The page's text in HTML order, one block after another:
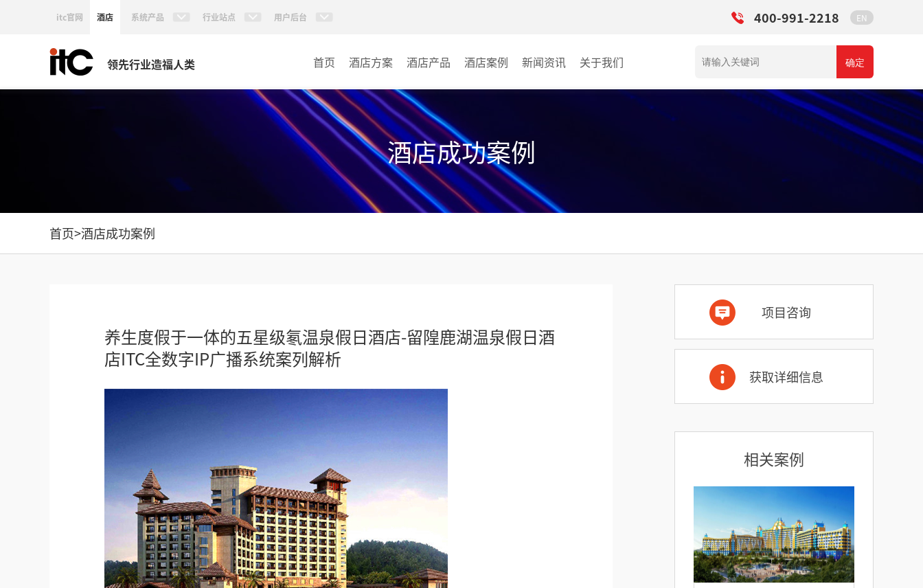
itc官网 酒店 系统产品 行业站点 用户后台 400-991-2218 EN
领先行业造福人类 首页 酒店方案 酒店产品
AI智慧视频会议系统
AI智慧会议平板
视频会议配件
AI智慧会议平板itchub
轻松悦唱KT系列
专业音箱系列
智慧影片放映系统
wifi无线会议系列
AI全数字会议系统
同声传译系列
酒店案例
酒店会议室
酒店背景音乐
其它
新闻资讯 关于我们 确定
酒店成功案例
首页>酒店成功案例
养生度假于一体的五星级氡温泉假日酒店-留隍鹿湖温泉假日酒
店ITC全数字IP广播系统案列解析
项目咨询
获取详细信息
相关案例